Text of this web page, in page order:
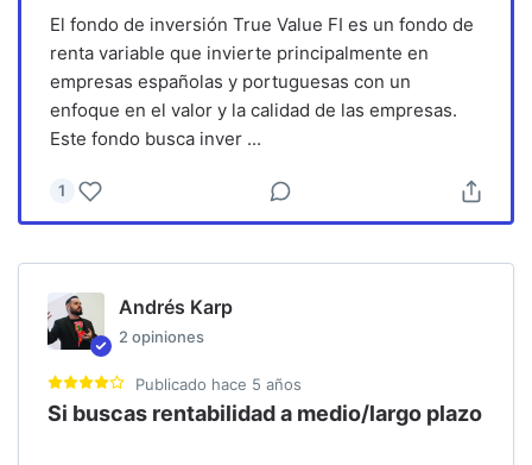
El fondo de inversión True Value FI es un fondo de
renta variable que invierte principalmente en
empresas españolas y portuguesas con un
enfoque en el valor y la calidad de las empresas.
Este fondo busca inver...
1
Andrés Karp
2 opiniones
Publicado hace 5 años
Si buscas rentabilidad a medio/largo plazo